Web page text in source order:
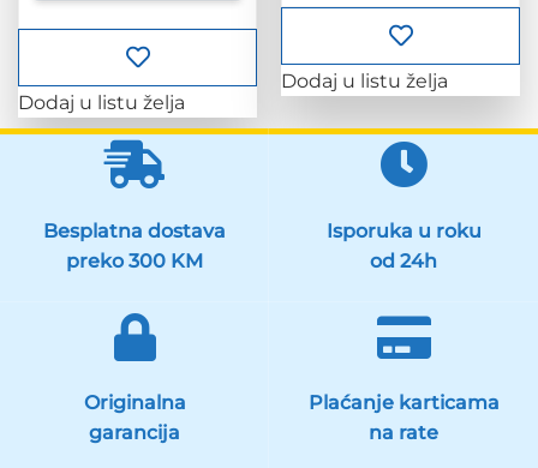
Dodaj u listu želja
Dodaj u listu želja
Besplatna dostava
preko 300 KM
Isporuka u roku
od 24h
Originalna
garancija
Plaćanje karticama
na rate